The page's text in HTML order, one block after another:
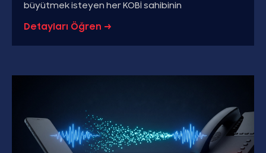
büyütmek isteyen her KOBİ sahibinin
Detayları Öğren →